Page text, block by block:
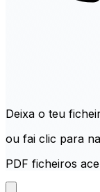
Deixa o teu
ou fai clic para
PDF ficheiros